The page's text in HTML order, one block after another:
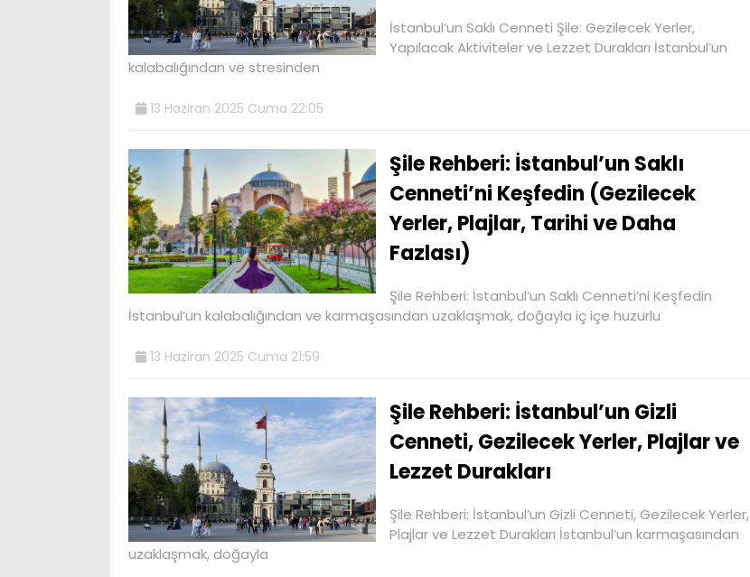
İstanbul’un Saklı Cenneti Şile: Gezilecek Yerler,
Yapılacak Aktiviteler ve Lezzet Durakları İstanbul’un
kalabalığından ve stresinden
13 Haziran 2025 Cuma 22:05
Şile Rehberi: İstanbul’un Saklı
Cenneti’ni Keşfedin (Gezilecek
Yerler, Plajlar, Tarihi ve Daha
Fazlası)
Şile Rehberi: İstanbul’un Saklı Cenneti’ni Keşfedin
İstanbul’un kalabalığından ve karmaşasından uzaklaşmak, doğayla iç içe huzurlu
13 Haziran 2025 Cuma 21:59
Şile Rehberi: İstanbul’un Gizli
Cenneti, Gezilecek Yerler, Plajlar ve
Lezzet Durakları
Şile Rehberi: İstanbul’un Gizli Cenneti, Gezilecek Yerler,
Plajlar ve Lezzet Durakları İstanbul’un karmaşasından
uzaklaşmak, doğayla